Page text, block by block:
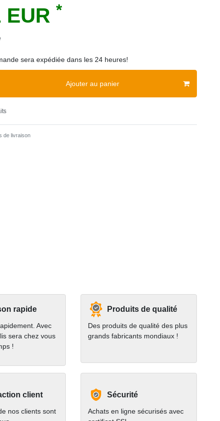
EUR *
sera expédiée dans les 24 heures!
Ajouter au panier
de livraison
rapide
Avec
sera chez vous
!
Produits de qualité
Des produits de qualité des plus
grands fabricants mondiaux !
client
nos clients sont
Sécurité
Achats en ligne sécurisés avec